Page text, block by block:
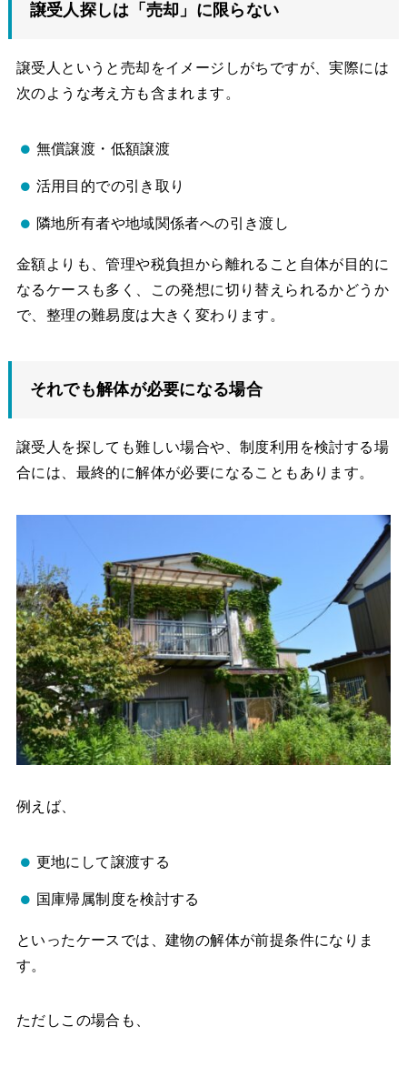
譲受人探しは「売却」に限らない
譲受人というと売却をイメージしがちですが、実際には
次のような考え方も含まれます。
無償譲渡・低額譲渡
活用目的での引き取り
隣地所有者や地域関係者への引き渡し
金額よりも、管理や税負担から離れること自体が目的に
なるケースも多く、この発想に切り替えられるかどうか
で、整理の難易度は大きく変わります。
それでも解体が必要になる場合
譲受人を探しても難しい場合や、制度利用を検討する場
合には、最終的に解体が必要になることもあります。
例えば、
更地にして譲渡する
国庫帰属制度を検討する
といったケースでは、建物の解体が前提条件になりま
す。
ただしこの場合も、